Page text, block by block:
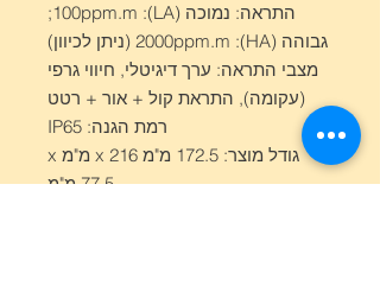
התראה: נמוכה (LA): 100ppm.m;
גבוהה (HA): 2000ppm.m (ניתן לכיוון)
מצבי התראה: ערך דיגיטלי, חיווי גרפי
(עקומה), התראת קול + אור + רטט
רמת הגנה: IP65
גודל מוצר: 172.5 מ"מ x 216 מ"מ x
77.5 מ"מ